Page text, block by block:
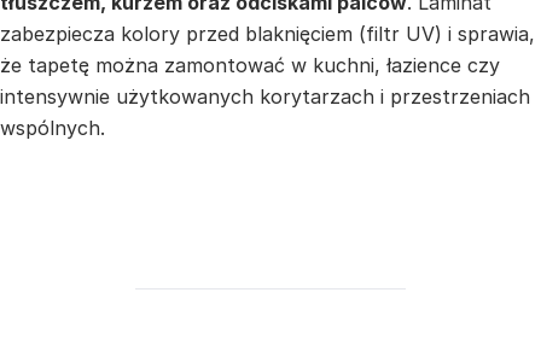
zabezpiecza kolory przed blaknięciem (filtr UV) i sprawia,
że tapetę można zamontować w kuchni, łazience czy
intensywnie użytkowanych korytarzach i przestrzeniach
wspólnych.